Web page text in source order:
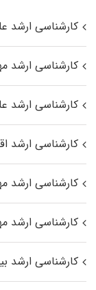
کارشناسی ارشد
کارشناسی ارشد
کارشناسی ارشد
کارشناسی ارشد
کارشناسی ارشد
کارشناسی ارشد
کارشناسی ارشد